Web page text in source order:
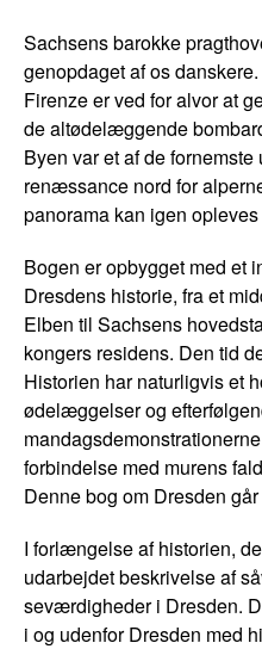
Sachsens barokke
genopdaget af os
Firenze er ved for alvor at
de altødelæggende
Byen var et af de fornemste
renæssance nord for
panorama kan igen
Bogen er opbygget med et
Dresdens historie, fra et
Elben til Sachsens
kongers residens. Den tid
Historien har naturligvis et
ødelæggelser og
forbindelse med murens
Denne bog om Dresden
I forlængelse af historien,
udarbejdet beskrivelse af
seværdigheder i Dresden.
i og udenfor Dresden med